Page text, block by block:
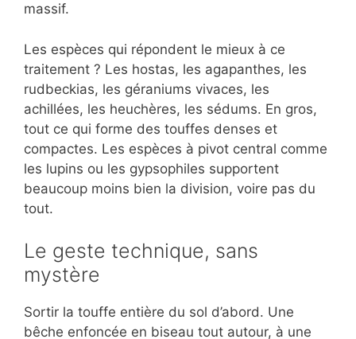
massif.
Les espèces qui répondent le mieux à ce
traitement ? Les hostas, les agapanthes, les
rudbeckias, les géraniums vivaces, les
achillées, les heuchères, les sédums. En gros,
tout ce qui forme des touffes denses et
compactes. Les espèces à pivot central comme
les lupins ou les gypsophiles supportent
beaucoup moins bien la division, voire pas du
tout.
Le geste technique, sans
mystère
Sortir la touffe entière du sol d’abord. Une
bêche enfoncée en biseau tout autour, à une